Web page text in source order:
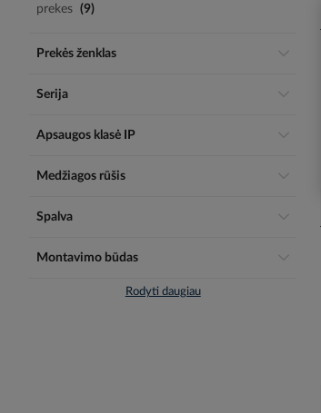
prekes
9
Prekės ženklas
Serija
Apsaugos klasė IP
Medžiagos rūšis
Spalva
Montavimo būdas
Rodyti daugiau